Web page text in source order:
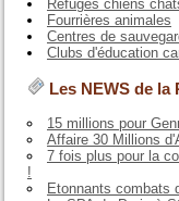
Refuges chiens
Fourrières animales
Centres de
Clubs d'éducation
Les NEWS de la
15 millions pour
Affaire 30 Millions
7 fois plus pour la
!
Etonnants combats